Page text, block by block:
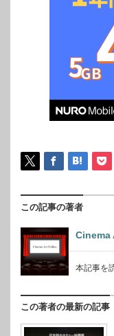
この記事の著者
Cinema
本記事を
この著者の最新の記事